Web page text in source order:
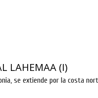
LAHEMAA (I)
se extiende por la costa